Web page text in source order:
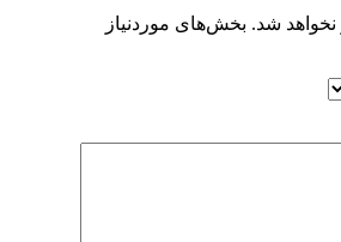
شد. بخش‌های موردنیاز